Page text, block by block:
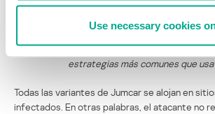
Use necessary cookies
Mensaje malicioso distribuido en mensajes de
estrategias más comunes que
Todas las variantes de Jumcar se alojan en
infectados. En otras palabras, el atacante no